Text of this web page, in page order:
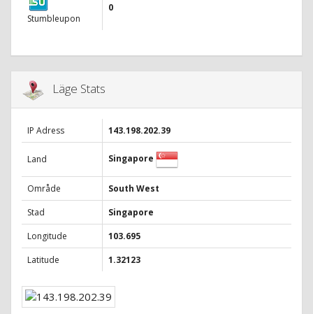
Stumbleupon
0
Läge Stats
IP Adress 143.198.202.39
Land Singapore
Område
South West
Stad
Singapore
Longitude
103.695
Latitude
1.32123